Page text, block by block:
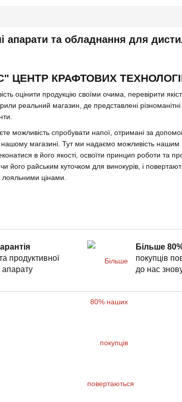
апарати та обладнання для
ЦЕНТР КРАФТОВИХ
оцінити продукцію своїми очима, перевірити
реальний магазин, де представлені
можливість спробувати напої, отримані за
нашому магазині. Тут ми надаємо можливість нашим
в його якості, освоїти принцип роботи та
його райським куточком для винокурів, і
цінами.
продуктивної
апарату
Більше
покупців
до нас